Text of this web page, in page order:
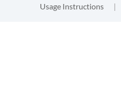
Usage Instructions
|